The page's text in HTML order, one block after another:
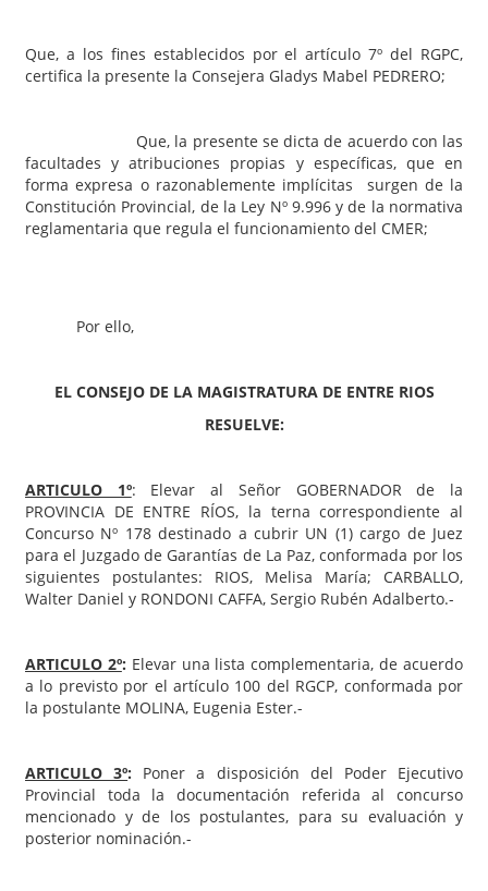
Que, a los fines establecidos por el artículo 7º del RGPC,
certifica la presente la Consejera Gladys Mabel PEDRERO;
Que, la presente se dicta de acuerdo con las
facultades y atribuciones propias y específicas, que en
forma expresa o razonablemente implícitas surgen de la
Constitución Provincial, de la Ley Nº 9.996 y de la normativa
reglamentaria que regula el funcionamiento del CMER;
Por ello,
EL CONSEJO DE LA MAGISTRATURA DE ENTRE RIOS
RESUELVE:
ARTICULO 1º: Elevar al Señor GOBERNADOR de la
PROVINCIA DE ENTRE RÍOS, la terna correspondiente al
Concurso Nº 178 destinado a cubrir UN (1) cargo de Juez
para el Juzgado de Garantías de La Paz, conformada por los
siguientes postulantes: RIOS, Melisa María; CARBALLO,
Walter Daniel y RONDONI CAFFA, Sergio Rubén Adalberto.-
ARTICULO 2º: Elevar una lista complementaria, de acuerdo
a lo previsto por el artículo 100 del RGCP, conformada por
la postulante MOLINA, Eugenia Ester.-
ARTICULO 3º: Poner a disposición del Poder Ejecutivo
Provincial toda la documentación referida al concurso
mencionado y de los postulantes, para su evaluación y
posterior nominación.-